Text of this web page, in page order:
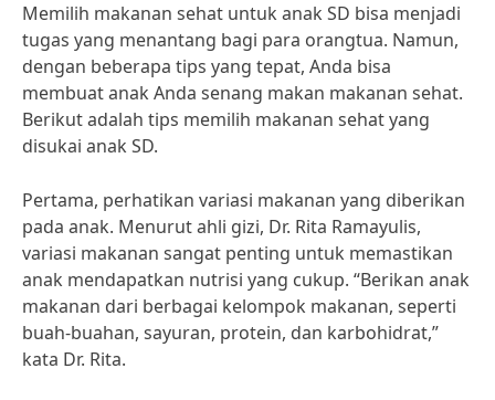
Memilih makanan sehat untuk anak SD bisa menjadi
tugas yang menantang bagi para orangtua. Namun,
dengan beberapa tips yang tepat, Anda bisa
membuat anak Anda senang makan makanan sehat.
Berikut adalah tips memilih makanan sehat yang
disukai anak SD.
Pertama, perhatikan variasi makanan yang diberikan
pada anak. Menurut ahli gizi, Dr. Rita Ramayulis,
variasi makanan sangat penting untuk memastikan
anak mendapatkan nutrisi yang cukup. “Berikan anak
makanan dari berbagai kelompok makanan, seperti
buah-buahan, sayuran, protein, dan karbohidrat,”
kata Dr. Rita.